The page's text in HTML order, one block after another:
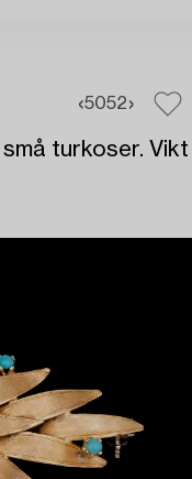
5052
turkoser. Vikt